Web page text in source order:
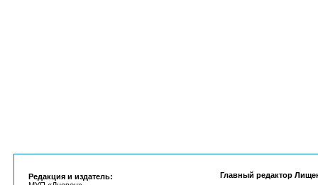
Редакция и издатель:
Главный редактор